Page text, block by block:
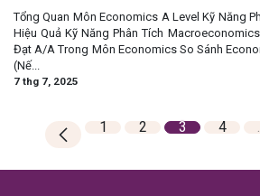
Tổng Quan Môn Economics A Level Kỹ Năng
Hiệu Quả Kỹ Năng Phân Tích
Đạt A/A Trong Môn Economics So Sánh
(Nế...
7 thg 7, 2025
1 2 3 4